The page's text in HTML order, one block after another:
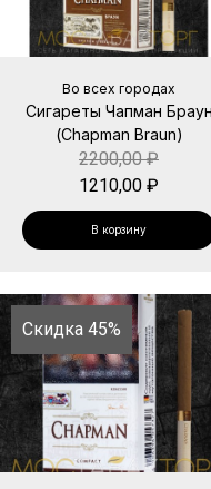
Во всех городах
Сигареты Чапман Браун
(Chapman Braun)
2200,00₽
1210,00 ₽
В корзину
Скидка 45%